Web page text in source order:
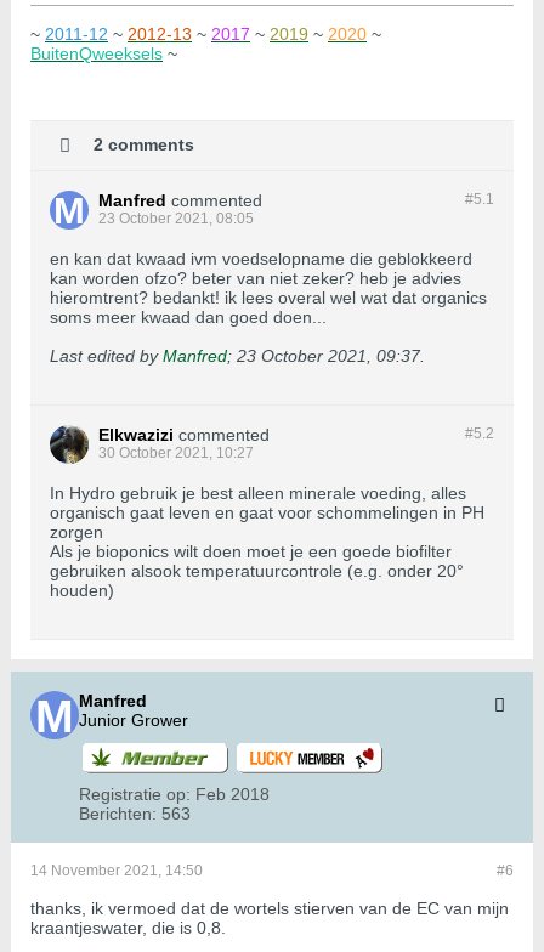
~ 2011-12 ~ 2012-13 ~ 2017 ~ 2019 ~ 2020 ~
BuitenQweeksels ~
2 comments
#5.1
Manfred commented
23 October 2021, 08:05
en kan dat kwaad ivm voedselopname die geblokkeerd
kan worden ofzo? beter van niet zeker? heb je advies
hieromtrent? bedankt! ik lees overal wel wat dat organics
soms meer kwaad dan goed doen...
Last edited byManfred; 23 October 2021, 09:37
#5.2
Elkwazizi commented
30 October 2021, 10:27
In Hydro gebruik je best alleen minerale voeding, alles
organisch gaat leven en gaat voor schommelingen in PH
zorgen
Als je bioponics wilt doen moet je een goede biofilter
gebruiken alsook temperatuurcontrole (e.g. onder 20°
houden)
Manfred
Junior Grower
Registratie op: Feb 2018
Berichten: 563
#6
14 November 2021, 14:50
thanks, ik vermoed dat de wortels stierven van de EC van mijn
kraantjeswater, die is 0,8.